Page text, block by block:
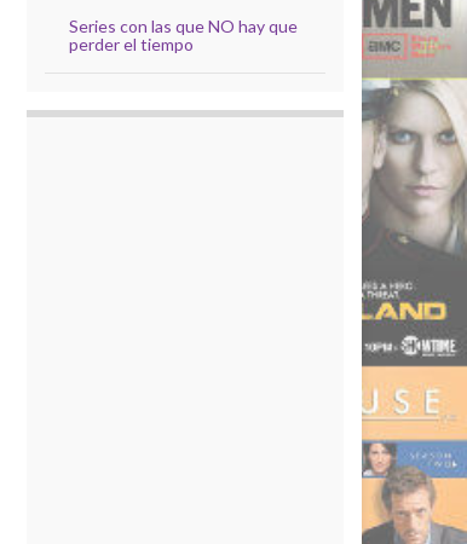
Series con las que NO hay que
perder el tiempo